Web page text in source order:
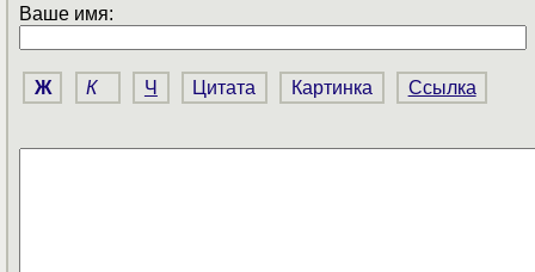
Ваше имя:
Ж К Ч Цитата Картинка Ссылка